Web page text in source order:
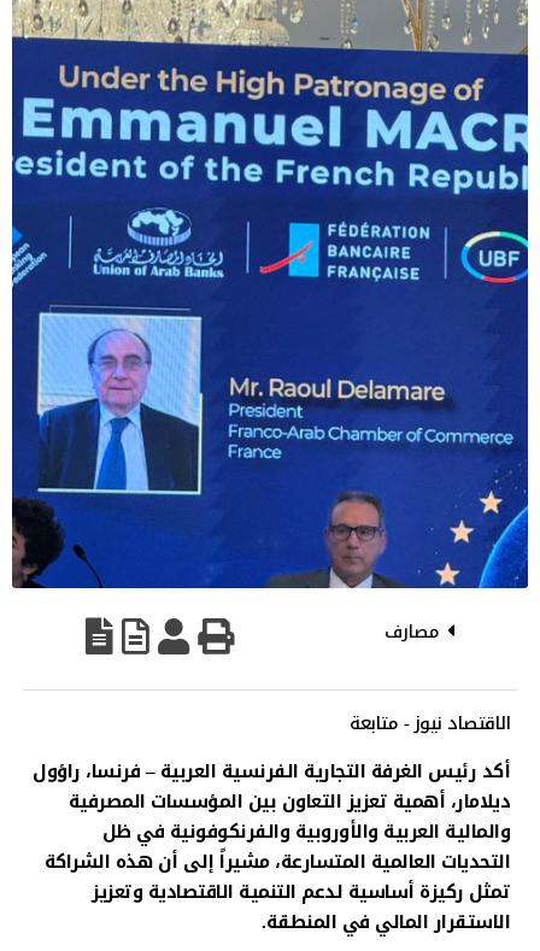
مصارف
الاقتصاد نيوز - متابعة
أكد رئيس الغرفة التجارية الفرنسية العربية – فرنسا، راؤول
ديلامار، أهمية تعزيز التعاون بين المؤسسات المصرفية
والمالية العربية والأوروبية والفرنكوفونية في ظل
التحديات العالمية المتسارعة، مشيراً إلى أن هذه الشراكة
تمثل ركيزة أساسية لدعم التنمية الاقتصادية وتعزيز
الاستقرار المالي في المنطقة.